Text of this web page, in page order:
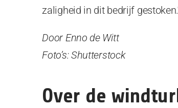
zaligheid in dit bedrijf
Door Enno de Witt
Foto’s: Shutterstock
Over de